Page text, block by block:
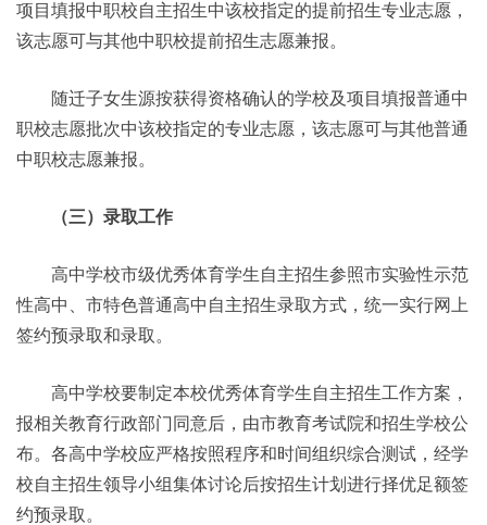
项目填报中职校自主招生中该校指定的提前招生专业志愿，
该志愿可与其他中职校提前招生志愿兼报。
随迁子女生源按获得资格确认的学校及项目填报普通中
职校志愿批次中该校指定的专业志愿，该志愿可与其他普通
中职校志愿兼报。
（三）录取工作
高中学校市级优秀体育学生自主招生参照市实验性示范
性高中、市特色普通高中自主招生录取方式，统一实行网上
签约预录取和录取。
高中学校要制定本校优秀体育学生自主招生工作方案，
报相关教育行政部门同意后，由市教育考试院和招生学校公
布。各高中学校应严格按照程序和时间组织综合测试，经学
校自主招生领导小组集体讨论后按招生计划进行择优足额签
约预录取。